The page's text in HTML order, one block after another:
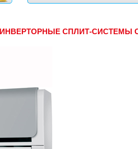
ИНВЕРТОРНЫЕ СПЛИТ-СИСТЕМЫ